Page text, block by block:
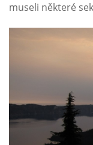
museli některé